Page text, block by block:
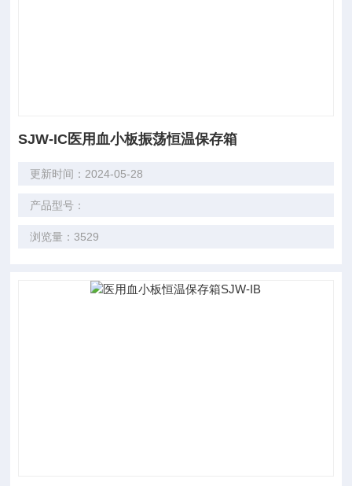
SJW-IC医用血小板振荡恒温保存箱
更新时间：2024-05-28
产品型号：
浏览量：3529